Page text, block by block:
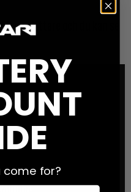
oss tittare och du kan se
come for?